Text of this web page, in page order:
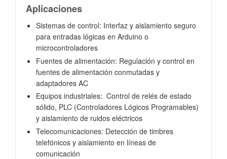
Aplicaciones
Sistemas de control: Interfaz y aislamiento seguro
para entradas lógicas en Arduino o
microcontroladores
Fuentes de alimentación: Regulación y control en
fuentes de alimentación conmutadas y
adaptadores AC
Equipos industriales: Control de relés de estado
sólido, PLC (Controladores Lógicos Programables)
y aislamiento de ruidos eléctricos
Telecomunicaciones: Detección de timbres
telefónicos y aislamiento en líneas de
comunicación